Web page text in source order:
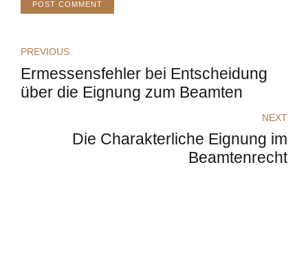
POST COMMENT
PREVIOUS
Ermessensfehler bei Entscheidung
über die Eignung zum Beamten
NEXT
Die Charakterliche Eignung im
Beamtenrecht